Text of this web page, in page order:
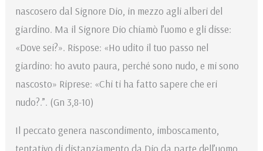
nascosero dal Signore Dio, in mezzo agli alberi del
giardino. Ma il Signore Dio chiamò l’uomo e gli disse:
«Dove sei?». Rispose: «Ho udito il tuo passo nel
giardino: ho avuto paura, perché sono nudo, e mi sono
nascosto» Riprese: «Chi ti ha fatto sapere che eri
nudo?.”. (Gn 3,8-10)
Il peccato genera nascondimento, imboscamento,
tentativo di distanziamento da Dio da parte dell’uomo.